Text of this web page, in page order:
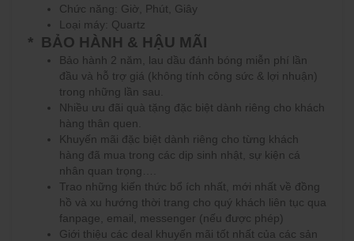
Chức năng: Giờ, Phút, Giây
Loại máy: Quartz
* BẢO HÀNH & HẬU MÃI
Bảo hành 2 năm, lau dầu đánh bóng miễn phí lần
đầu và hỗ trợ giá (không tính công sức & lợi nhuận)
trong những lần sau.
Nhiều ưu đãi quà tặng đặc biệt dành riêng cho khách
hàng thân quen.
Khuyến mãi đặc biệt dành riêng cho từng khách
hàng đã mua trong các dịp sinh nhật, sự kiện cá
nhân quan trọng….
Trao những kiến thức bổ ích nhất, mới nhất về đồng
hồ và xu hướng thời trang cho quý khách liên tục qua
fanpage, email, messenger (nếu được phép)
Giới thiệu các deal khuyến mãi tốt nhất của các sản